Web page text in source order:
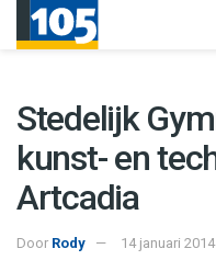
Stedelijk
kunst- en
Artcadia
Door Rody 14 januari